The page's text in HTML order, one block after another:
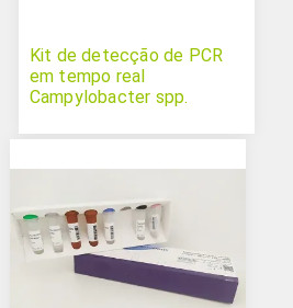
Kit de detecção de PCR
em tempo real
Campylobacter spp.